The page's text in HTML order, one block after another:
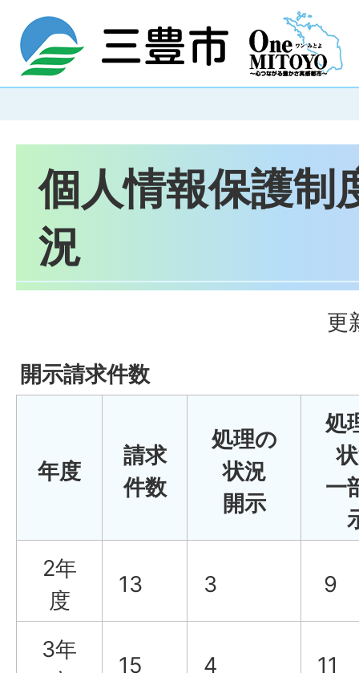
個人情報保護制
況
更
開示請求件数
年度
請求
件数
処理の
状況
開示
処
一
2年
度
13 3 9
3年
15 4 11